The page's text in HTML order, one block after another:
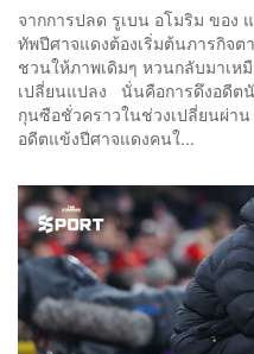
จากการปลด รูเบน อโมริม ของ
ทัพปีศาจแดงต้องเริ่มต้นภารกิจ
ชวนให้ภาพเดิมๆ หวนกลับมาเห
เปลี่ยนแปลง นั่นคือการดึงอดีต
กุนซือชั่วคราวในช่วงเปลี่ยนผ่า
อดีตแข้งปีศาจแดงคนใ...